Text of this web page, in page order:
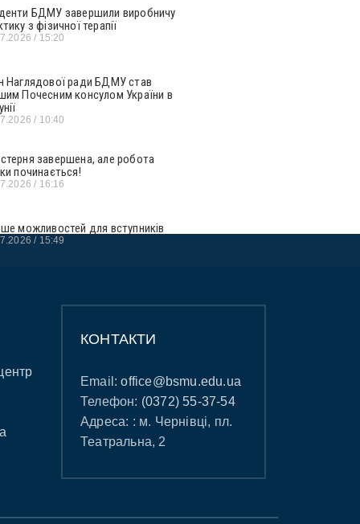
БДМУ завершили виробничу
з фізичної терапії
15:20
Наглядової ради БДМУ став
Почесним консулом України в
10:40
завершена, але робота
починається!
16:16
можливостей для вступників
15:49
КОНТАКТИ
Email:office@bsmu.edu.ua
Телефон: (0372) 55-37-54
Адреса: : м. Чернівці, пл.
Театральна, 2